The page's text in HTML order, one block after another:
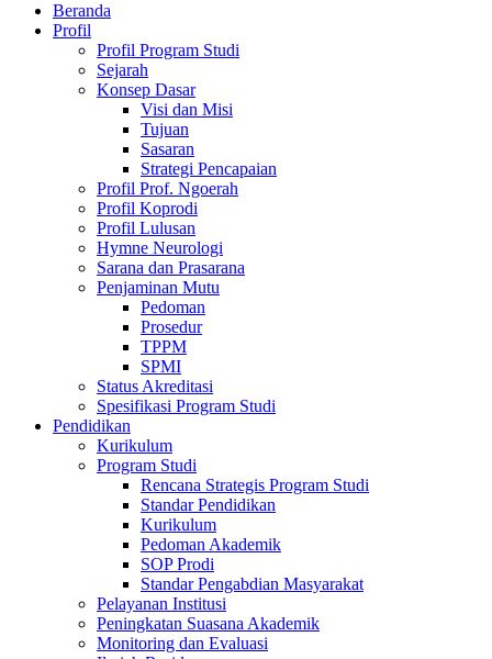
Beranda
Profil
Profil Program Studi
Sejarah
Konsep Dasar
Visi dan Misi
Tujuan
Sasaran
Strategi Pencapaian
Profil Prof. Ngoerah
Profil Koprodi
Profil Lulusan
Hymne Neurologi
Sarana dan Prasarana
Penjaminan Mutu
Pedoman
Prosedur
TPPM
SPMI
Status Akreditasi
Spesifikasi Program Studi
Pendidikan
Kurikulum
Program Studi
Rencana Strategis Program Studi
Standar Pendidikan
Kurikulum
Pedoman Akademik
SOP Prodi
Standar Pengabdian Masyarakat
Pelayanan Institusi
Peningkatan Suasana Akademik
Monitoring dan Evaluasi